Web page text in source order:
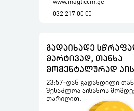
032 217 00 00